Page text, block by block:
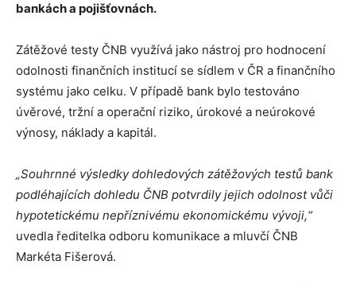
bankách a pojišťovnách.
Zátěžové testy ČNB využívá jako nástroj pro hodnocení
odolnosti finančních institucí se sídlem v ČR a finančního
systému jako celku. V případě bank bylo testováno
úvěrové, tržní a operační riziko, úrokové a neúrokové
výnosy, náklady a kapitál.
„Souhrnné výsledky dohledových zátěžových testů bank
podléhajících dohledu ČNB potvrdily jejich odolnost vůči
hypotetickému nepříznivému ekonomickému vývoji,“
uvedla ředitelka odboru komunikace a mluvčí ČNB
Markéta Fišerová.